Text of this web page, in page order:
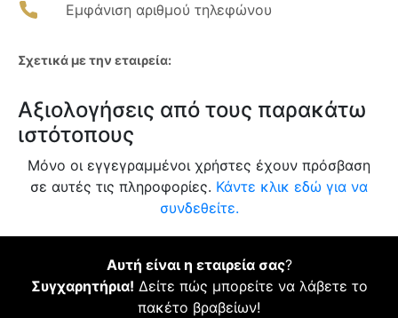
Εμφάνιση αριθμού τηλεφώνου
Σχετικά με την εταιρεία:
Αξιολογήσεις από τους παρακάτω
ιστότοπους
Μόνο οι εγγεγραμμένοι χρήστες έχουν πρόσβαση
σε αυτές τις πληροφορίες. Κάντε κλικ εδώ για να
συνδεθείτε.
Αυτή είναι η εταιρεία σας?
Συγχαρητήρια! Δείτε πώς μπορείτε να λάβετε το
πακέτο βραβείων!